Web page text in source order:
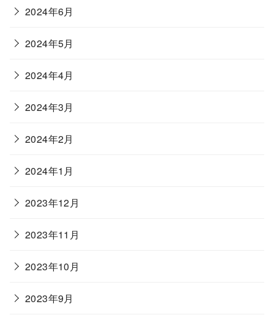
2024年6月
2024年5月
2024年4月
2024年3月
2024年2月
2024年1月
2023年12月
2023年11月
2023年10月
2023年9月